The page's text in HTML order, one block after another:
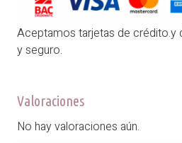
Aceptamos tarjetas de crédito.y
y seguro.
Valoraciones
No hay valoraciones aún.